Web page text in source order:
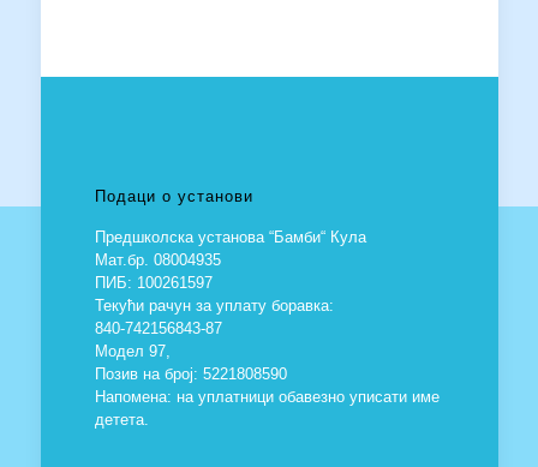
Подаци о установи
Предшколска установа “Бамби“ Кула
Мат.бр. 08004935
ПИБ: 100261597
Текући рачун за уплату боравка:
840-742156843-87
Модел 97,
Позив на број: 5221808590
Напомена: на уплатници обавезно уписати име
детета.